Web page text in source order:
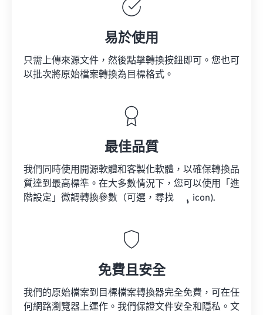
易於使用
只需上傳來源文件，然後點擊轉換按鈕即可。您也可
以批次將原始檔案轉換為目標格式。
最佳品質
我們同時使用開源軟體和客製化軟體，以確保轉換品
質達到最高標準。在大多數情況下，您可以使用「進
階設定」微調轉換參數（可選，尋找
icon).
免費且安全
我們的原始檔案到目標檔案轉換器完全免費，可在任
何網路瀏覽器上運作。我們保證文件安全和隱私。文